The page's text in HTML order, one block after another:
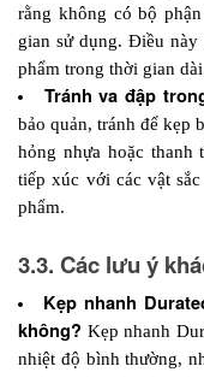
rằng không có bộ
gian sử dụng. Điều này
phẩm trong thời gian
Tránh va đập
bảo quản, tránh để kẹp
hỏng nhựa hoặc thanh
tiếp xúc với các vật
phẩm.
3.3. Các lưu ý
Kẹp nhanh
không? Kẹp nhanh
nhiệt độ bình thường,